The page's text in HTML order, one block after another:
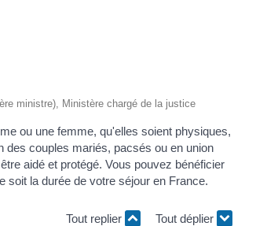
ministre), Ministère chargé de la justice
ou une femme, qu'elles soient physiques,
couples mariés, pacsés ou en union
aidé et protégé. Vous pouvez bénéficier
soit la durée de votre séjour en France.
Tout replier Tout déplier